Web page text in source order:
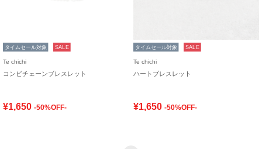
タイムセール対象 SALE
Te chichi
コンビチェーンブレスレット
¥1,650 -50%OFF-
タイムセール対象 SALE
Te chichi
ハートブレスレット
¥1,650 -50%OFF-